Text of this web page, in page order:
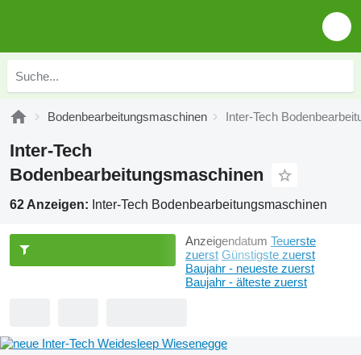
Bodenbearbeitungsmaschinen Inter-Tech
Inter-Tech
Bodenbearbeitungsmaschinen
62 Anzeigen: Inter-Tech Bodenbearbeitungsmaschinen
Anzeigendatum Teuerste
zuerst Günstigste zuerst
Baujahr - neueste zuerst
Baujahr - älteste zuerst